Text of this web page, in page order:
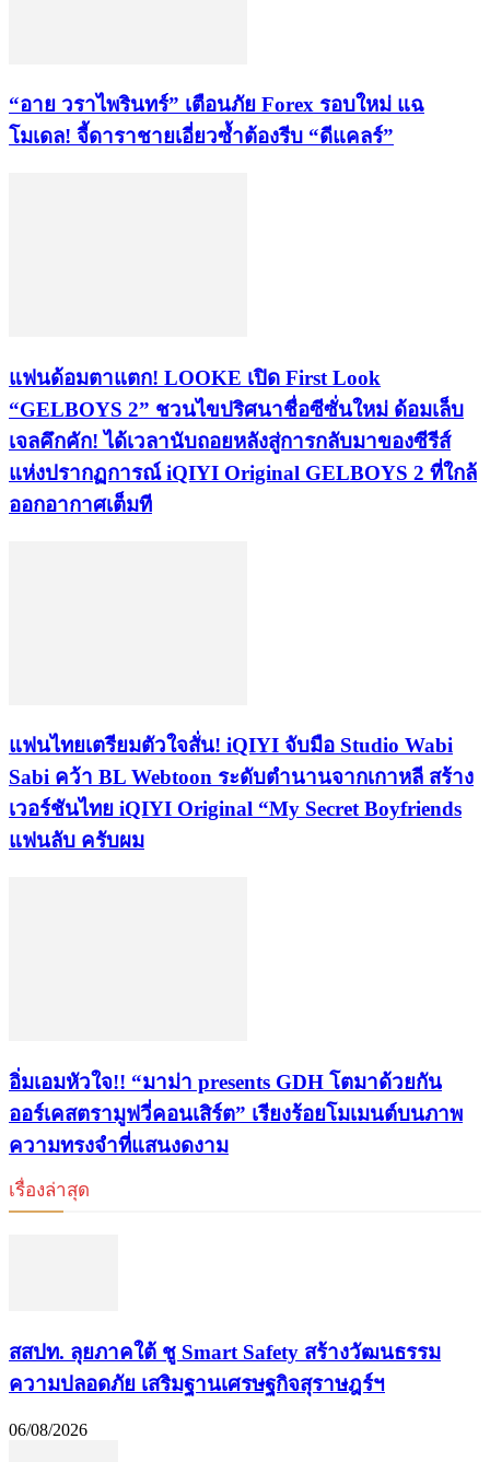
​“อาย วราไพรินทร์” เตือนภัย Forex รอบใหม่ แฉ
โมเดล! จี้ดาราชายเอี่ยวซ้ำต้องรีบ “ดีแคลร์”
แฟนด้อมตาแตก! LOOKE เปิด First Look
“GELBOYS 2” ชวนไขปริศนาชื่อซีซั่นใหม่ ด้อมเล็บ
เจลคึกคัก! ได้เวลานับถอยหลังสู่การกลับมาของซีรีส์
แห่งปรากฏการณ์ iQIYI Original GELBOYS 2 ที่ใกล้
ออกอากาศเต็มที
แฟนไทยเตรียมตัวใจสั่น! iQIYI จับมือ Studio Wabi
Sabi คว้า BL Webtoon ระดับตำนานจากเกาหลี สร้าง
เวอร์ชันไทย iQIYI Original “My Secret Boyfriends
แฟนลับ ครับผม
อิ่มเอมหัวใจ!! “มาม่า presents GDH โตมาด้วยกัน
ออร์เคสตรามูฟวี่คอนเสิร์ต” เรียงร้อยโมเมนต์บนภาพ
ความทรงจำที่แสนงดงาม
เรื่องล่าสุด
​สสปท. ลุยภาคใต้ ชู Smart Safety สร้างวัฒนธรรม
ความปลอดภัย เสริมฐานเศรษฐกิจสุราษฎร์ฯ
06/08/2026